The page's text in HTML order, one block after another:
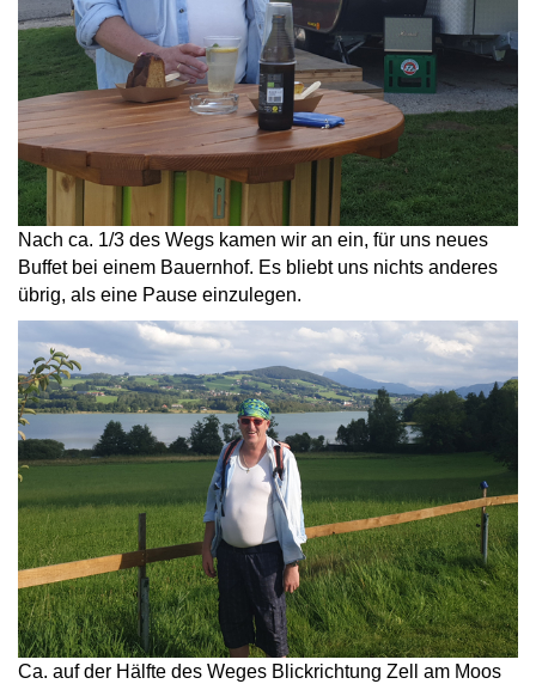
Nach ca. 1/3 des Wegs kamen wir an ein, für uns neues
Buffet bei einem Bauernhof. Es bliebt uns nichts anderes
übrig, als eine Pause einzulegen.
Ca. auf der Hälfte des Weges Blickrichtung Zell am Moos